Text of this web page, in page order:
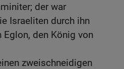
der war
Israeliten durch ihn
Eglon, den König von
zweischneidigen